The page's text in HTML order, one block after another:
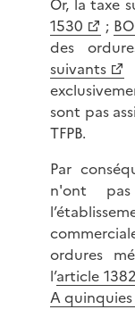
Or, la taxe
1530
;
des
suivants
sont pas
TFPB.
Par
n'ont
ordures
l’article
A